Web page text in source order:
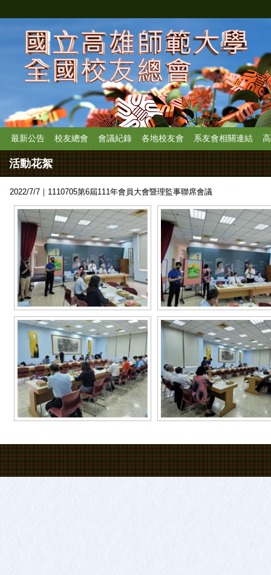
最新公告 校友總會 會議紀錄 各地校友會 系友會相關連結
活動花絮
2022/7/7｜1110705第6屆111年會員大會暨理監事聯席會議